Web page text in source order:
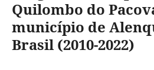
Quilombo do
município de
Brasil (2010-2022)